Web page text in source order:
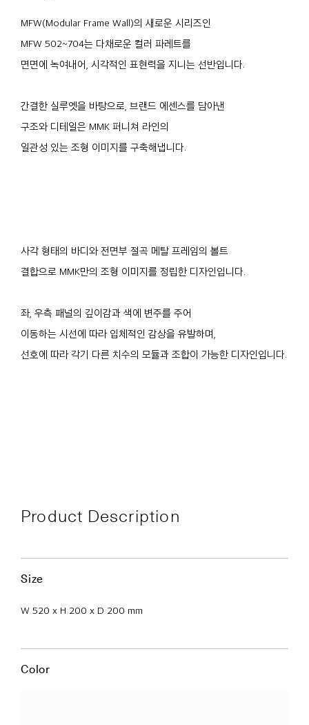
MFW(Modular Frame Wall)의 새로운 시리즈인
MFW 502~704는 다채로운 컬러 파레트를
면면에 녹여내어, 시각적인 표현력을 지니는 선반입니다.
간결한 실루엣을 바탕으로, 브랜드 에센스를 담아낸
구조와 디테일은 MMK 퍼니쳐 라인의
일관성 있는 조형 이미지를 구축해냅니다.
사각 형태의 바디와 전면부 절곡 메탈 프레임의 볼트
결합으로 MMK만의 조형 이미지를 정립한 디자인입니다.
좌, 우측 패널의 깊이감과 색에 변주를 주어
이동하는 시선에 따라 입체적인 감상을 유발하며,
선호에 따라 각기 다른 치수의 모듈과 조합이 가능한 디자인입니다.
Product Description
Size
W 520 x H 200 x D 200 mm
Color